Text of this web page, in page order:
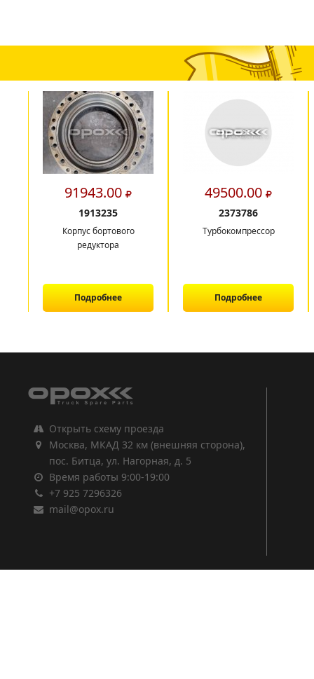
91943.00
1913235
Корпус бортового
редуктора
Подробнее
49500.00
2373786
Турбокомпрессор
Подробнее
Открыть схему проезда
Москва, МКАД 32 км (внешняя сторона),
пос. Битца, ул. Нагорная, д. 5
Время работы 9:00-19:00
+7 925 7296326
mail@opox.ru